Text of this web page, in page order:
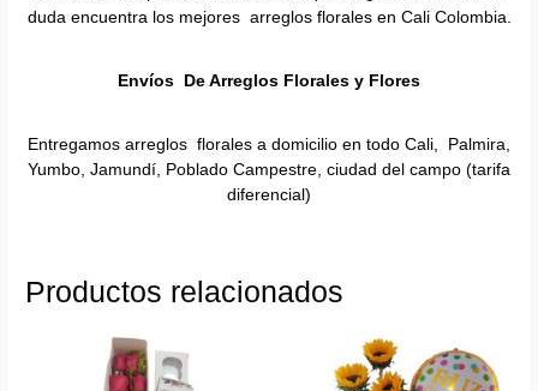
duda encuentra los mejores arreglos florales en Cali Colombia.
Envíos De Arreglos Florales y Flores
Entregamos arreglos florales a domicilio en todo Cali, Palmira,
Yumbo, Jamundí, Poblado Campestre, ciudad del campo (tarifa
diferencial)
Productos relacionados